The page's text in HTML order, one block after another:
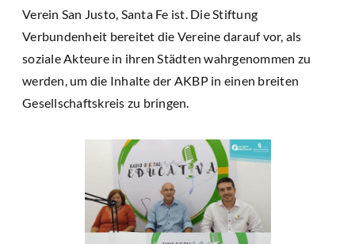
Verein San Justo, Santa Fe ist. Die Stiftung
Verbundenheit bereitet die Vereine darauf vor, als
soziale Akteure in ihren Städten wahrgenommen zu
werden, um die Inhalte der AKBP in einen breiten
Gesellschaftskreis zu bringen.